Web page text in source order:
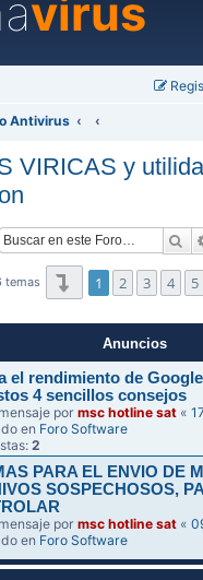
virus
Antivirus
VIRICAS y
temas Página1de103
1 2 3 4 5
Anuncios
el rendimiento de
4 sencillos consejos
pormsc hotline sat «
en Foro Software
2
PARA EL ENVIO DE
SOSPECHOSOS,
pormsc hotline sat «
en Foro Software